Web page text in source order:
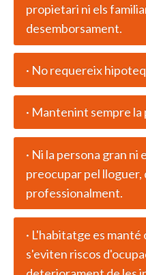
propietari ni els
desemborsament.
· No requereix
· Mantenint sempre
· Ni la persona gran ni
preocupar pel lloguer,
professionalment.
· L'habitatge es
s'eviten riscos